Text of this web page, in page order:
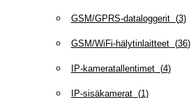
GSM/GPRS-dataloggerit(3)
GSM/WiFi-hälytinlaitteet(36)
IP-kameratallentimet(4)
IP-sisäkamerat(1)